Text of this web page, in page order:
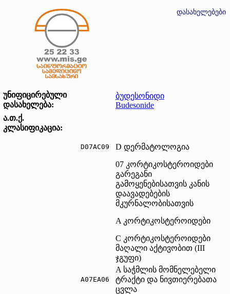
დასახელებები
უნიფიცირებული
დასახელება:
ბუდესონიდი
Budesonide
ა.თ.ქ.
კლასიფიკაცია:
D დერმატოლოგია
07 კორტიკოსტეროიდები
გარეგანი
გამოყენებისათვის კანის
დაავადებების
მკურნალობისათვის
A კორტიკოსტეროიდები
C კორტიკოსტეროიდები
მაღალი აქტივობით (III
ჯგუფი)
A საჭმლის მომნელებელი
ტრაქტი და ნივთიერებათა
ცვლა